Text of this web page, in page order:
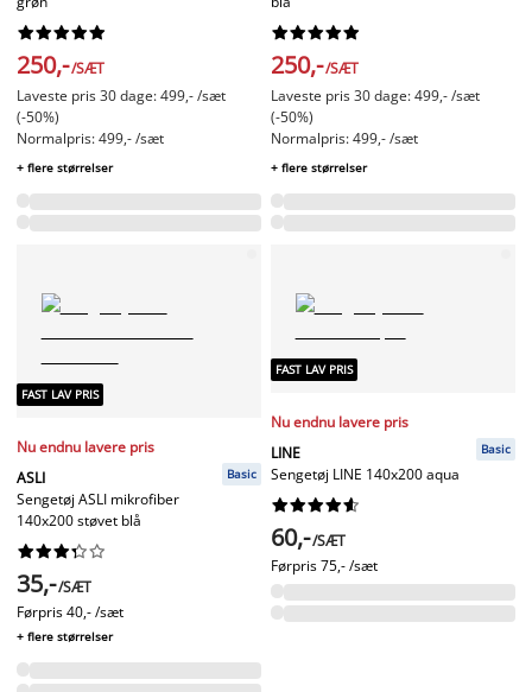






250,-/SÆT
Laveste pris 30 dage: 499,- /sæt
(-50%)
Normalpris: 499,- /sæt
+ flere størrelser






250,-/SÆT
Laveste pris 30 dage: 499,- /sæt
(-50%)
Normalpris: 499,- /sæt
+ flere størrelser
FAST LAV PRIS
Nu endnu lavere pris
ASLI
Sengetøj ASLI mikrofiber
140x200 støvet blå
Basic






35,-/SÆT
Førpris40,- /sæt
+ flere størrelser
FAST LAV PRIS
Nu endnu lavere pris
LINE
Sengetøj LINE 140x200 aqua
Basic






60,-/SÆT
Førpris75,- /sæt